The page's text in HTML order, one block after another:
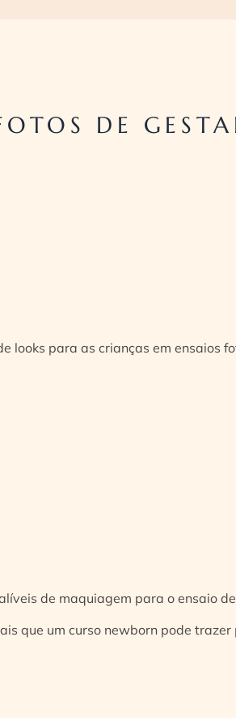
DE
looks para as crianças em ensaios
de maquiagem para o ensaio
que um curso newborn pode